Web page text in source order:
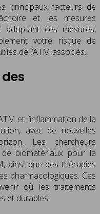
principaux facteurs de
et les mesures
adoptant ces mesures,
votre risque de
de l’ATM associés.
et l’inflammation de la
avec de nouvelles
Les chercheurs
de biomatériaux pour la
ainsi que des thérapies
pharmacologiques. Ces
où les traitements
et durables.